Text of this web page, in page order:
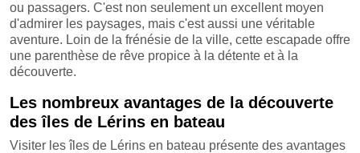
ou passagers. C'est non seulement un excellent moyen
d'admirer les paysages, mais c'est aussi une véritable
aventure. Loin de la frénésie de la ville, cette escapade offre
une parenthèse de rêve propice à la détente et à la
découverte.
Les nombreux avantages de la découverte
des îles de Lérins en bateau
Visiter les îles de Lérins en bateau présente des avantages